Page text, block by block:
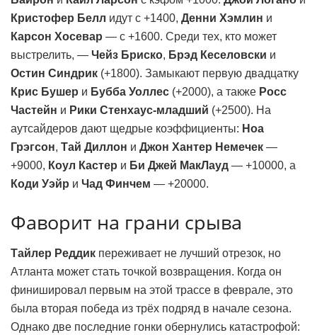
Кристофер Белл идут с +1400, Денни Хэмлин и
Карсон Хосевар — с +1600. Среди тех, кто может
выстрелить, — Чейз Бриско, Брэд Кеселовски и
Остин Синдрик (+1800). Замыкают первую двадцатку
Крис Бушер и Бубба Уоллес (+2000), а также Росс
Частейн и Рики Стенхаус-младший (+2500). На
аутсайдеров дают щедрые коэффициенты: Ноа
Грэгсон, Тай Диллон и Джон Хантер Немечек —
+9000, Коул Кастер и Би Джей МакЛауд — +10000, а
Коди Уэйр и Чад Финчем — +20000.
Фаворит на грани срыва
Тайлер Реддик переживает не лучший отрезок, но
Атланта может стать точкой возвращения. Когда он
финишировал первым на этой трассе в феврале, это
была вторая победа из трёх подряд в начале сезона.
Однако две последние гонки обернулись катастрофой: